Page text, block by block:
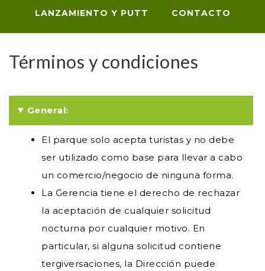
LANZAMIENTO Y PUTT CONTACTO
Términos y condiciones
General:
El parque solo acepta turistas y no debe
ser utilizado como base para llevar a cabo
un comercio/negocio de ninguna forma.
La Gerencia tiene el derecho de rechazar
la aceptación de cualquier solicitud
nocturna por cualquier motivo. En
particular, si alguna solicitud contiene
tergiversaciones, la Dirección puede